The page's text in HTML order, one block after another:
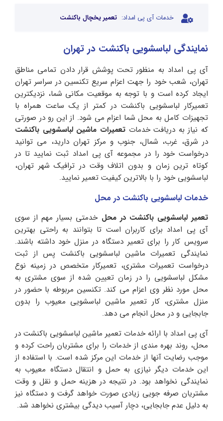
خدمات آی پی امداد: تعمیر یخچال باکنشت
نمایندگی لباسشویی باکنشت در تهران
آی پی امداد به منظور تحت پوشش قرار دادن تمامی مناطق
تهران، شعب خود را جهت اعزام سریع تکنسین در سراسر تهران
ایجاد کرده است و با توجه به موقعیت مکانی شما، نزدیکترین
تعمیرکار لباسشویی باکنشت در کمتر از یک ساعت همراه با
تجهیزات کامل به محل شما اعزام می شود. از این رو در صورتی
که نیاز به دریافت خدمات تعمیرات ماشین لباسشویی باکنشت
در شرق، غرب، شمال، جنوب و مرکز تهران دارید، می توانید
درخواست خود را در مجموعه آی پی امداد ثبت نمایید تا در
کوتاه ترین زمان و بدون اتلاف وقت در ترافیک شهر تهران،
لباسشویی خود را با بالاترین کیفیت تعمیر نمایید.
خدمات لباسشویی باکنشت در محل
تعمیر لباسشویی باکنشت در محل خدمتی بسیار مهم از سوی
آی پی امداد برای کاربران است تا بتوانند به راحتی بهترین
سرویس کار را برای تعمیر دستگاه در منزل خود داشته باشند.
نمایندگی تعمیرات ماشین لباسشویی باکنشت پس از ثبت
درخواست تعمیرات مشتری، تعمیرکار متخصص در زمینه نوع
مشکل لباسشویی را در زمان تعیین شده از سوی مشتری به
محل مورد نظر وی اعزام می کند. تکنسین مربوطه با حضور در
منزل مشتری، کار تعمیر ماشین لباسشویی معیوب را بدون
جابجایی و در محل انجام می دهد.
آی پی امداد با ارائه خدمات تعمیر ماشین لباسشویی باکنشت در
محل، روند بهره مندی از خدمات را برای مشتریان راحت کرده و
موجب رضایت آنها از خدمات این مرکز شده است. با استفاده از
این خدمات دیگر نیازی به حمل و انتقال دستگاه معیوب به
نمایندگی نخواهد بود. در نتیجه در هزینه حمل و نقل و وقت
مشتریان صرفه جویی زیادی صورت خواهد گرفت و دستگاه نیز
به دلیل عدم جابجایی، دچار آسیب دیدگی بیشتری نخواهد شد.